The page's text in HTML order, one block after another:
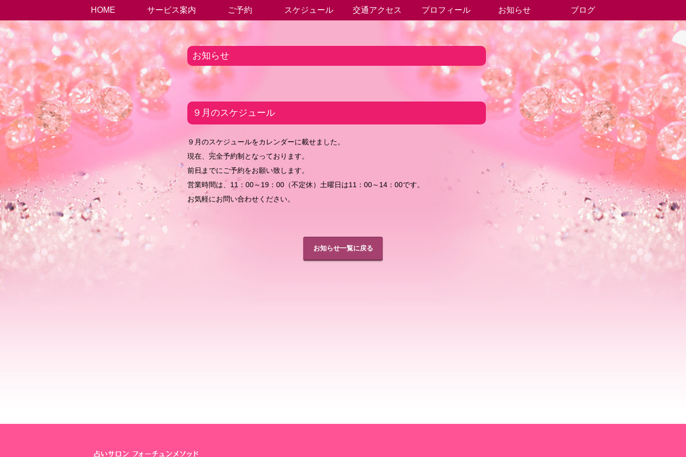
HOME サービス案内 ご予約 スケジュール 交通アクセス プロフィール お知らせ ブログ
お知らせ
９月のスケジュール
９月のスケジュールをカレンダーに載せました。
現在、完全予約制となっております。
前日までにご予約をお願い致します。
営業時間は、11：00～19：00（不定休）土曜日は11：00～14：00です。
お気軽にお問い合わせください。
お知らせ一覧に戻る